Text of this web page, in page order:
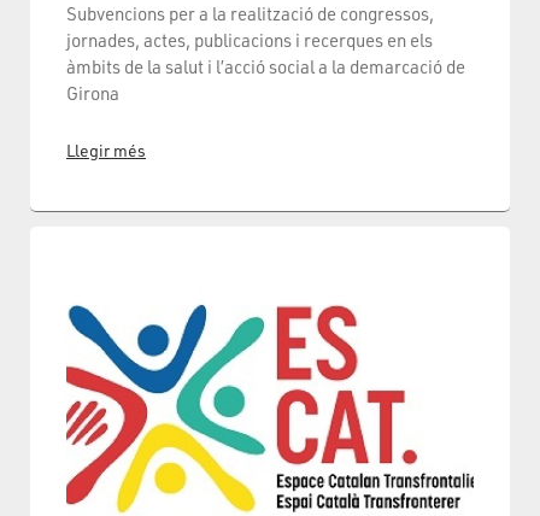
Subvencions per a la realització de congressos,
jornades, actes, publicacions i recerques en els
àmbits de la salut i l’acció social a la demarcació de
Girona
Llegir més